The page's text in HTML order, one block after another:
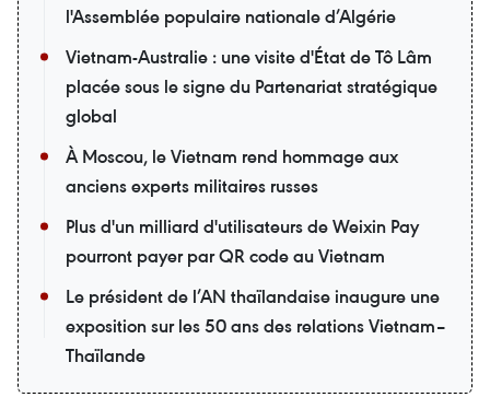
l'Assemblée populaire nationale d’Algérie
Vietnam-Australie : une visite d'État de Tô Lâm
placée sous le signe du Partenariat stratégique
global
À Moscou, le Vietnam rend hommage aux
anciens experts militaires russes
Plus d'un milliard d'utilisateurs de Weixin Pay
pourront payer par QR code au Vietnam
Le président de l’AN thaïlandaise inaugure une
exposition sur les 50 ans des relations Vietnam–
Thaïlande